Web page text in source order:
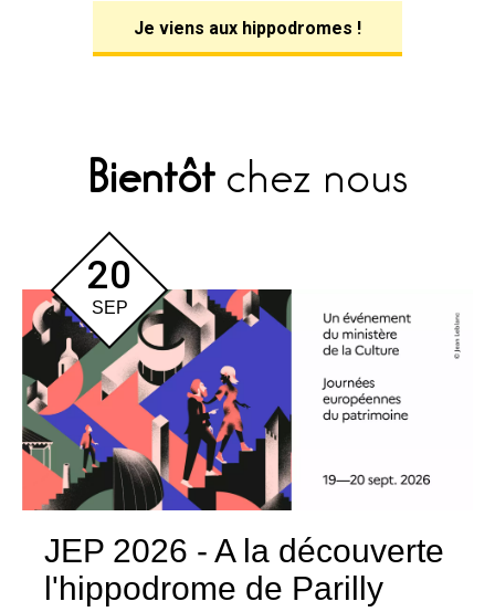
Je viens aux hippodromes !
Bientôtchez nous
20
SEP
JEP 2026 - A la découverte
l'hippodrome de Parilly